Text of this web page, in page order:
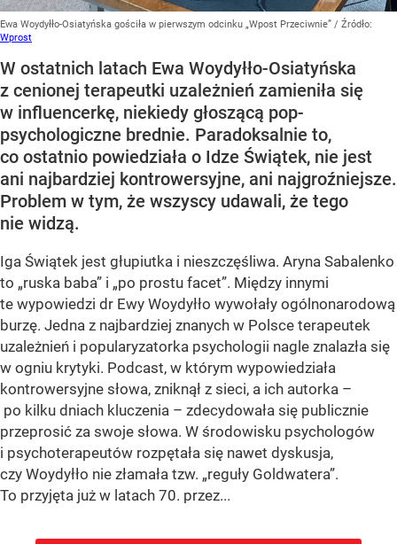
Ewa Woydyłło-Osiatyńska gościła w pierwszym odcinku „Wpost Przeciwnie” / Źródło:
Wprost
W ostatnich latach Ewa Woydyłło-Osiatyńska
z cenionej terapeutki uzależnień zamieniła się
w influencerkę, niekiedy głoszącą pop-
psychologiczne brednie. Paradoksalnie to,
co ostatnio powiedziała o Idze Świątek, nie jest
ani najbardziej kontrowersyjne, ani najgroźniejsze.
Problem w tym, że wszyscy udawali, że tego
nie widzą.
Iga Świątek jest głupiutka i nieszczęśliwa. Aryna Sabalenko
to „ruska baba” i „po prostu facet”. Między innymi
te wypowiedzi dr Ewy Woydyłło wywołały ogólnonarodową
burzę. Jedna z najbardziej znanych w Polsce terapeutek
uzależnień i popularyzatorka psychologii nagle znalazła się
w ogniu krytyki. Podcast, w którym wypowiedziała
kontrowersyjne słowa, zniknął z sieci, a ich autorka –
po kilku dniach kluczenia – zdecydowała się publicznie
przeprosić za swoje słowa. W środowisku psychologów
i psychoterapeutów rozpętała się nawet dyskusja,
czy Woydyłło nie złamała tzw. „reguły Goldwatera”.
To przyjęta już w latach 70. przez...